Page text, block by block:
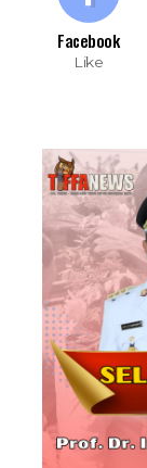
Facebook
Like